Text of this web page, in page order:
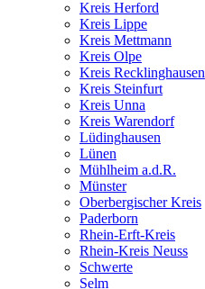
Kreis Herford
Kreis Lippe
Kreis Mettmann
Kreis Olpe
Kreis Recklinghausen
Kreis Steinfurt
Kreis Unna
Kreis Warendorf
Lüdinghausen
Lünen
Mühlheim a.d.R.
Münster
Oberbergischer Kreis
Paderborn
Rhein-Erft-Kreis
Rhein-Kreis Neuss
Schwerte
Selm